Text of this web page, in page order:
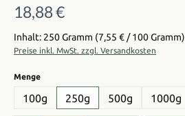
Regulärer Preis:
18,88 €
Inhalt: 250 Gramm (7,55 € / 100 Gramm)
Preise inkl. MwSt. zzgl. Versandkosten
Mengeauswählen
100g 250g 500g 1000g